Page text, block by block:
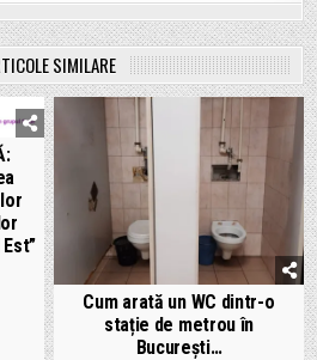
SIMILARE
Cum arată un WC dintr-o
stație de metrou în
București…